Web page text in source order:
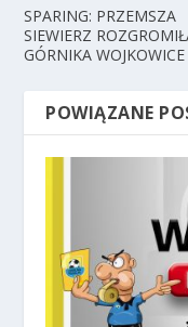
SPARING: PRZEMSZA
SIEWIERZ
GÓRNIKA WOJKOWICE
POWIĄZANE